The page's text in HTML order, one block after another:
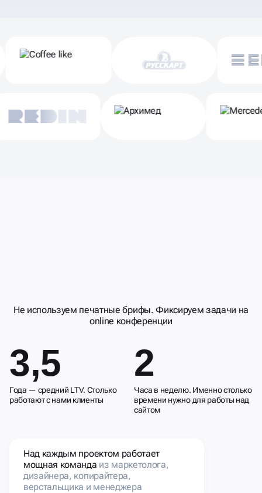
РЕЗУЛЬТАТИВНЫМ
Не используем печатные брифы. Фиксируем задачи на
online конференции
3,5
Года — средний LTV. Столько
работают с нами клиенты
2
Часа в неделю. Именно столько
времени нужно для работы над
сайтом
Над каждым проектом работает
мощная команда из маркетолога,
дизайнера, копирайтера,
верстальщика и менеджера